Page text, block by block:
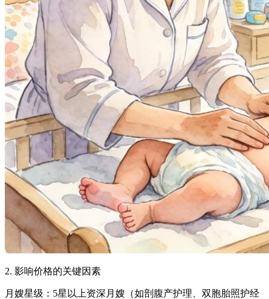
2. 影响价格的关键因素
月嫂星级：5星以上资深月嫂（如剖腹产护理、双胞胎照护经